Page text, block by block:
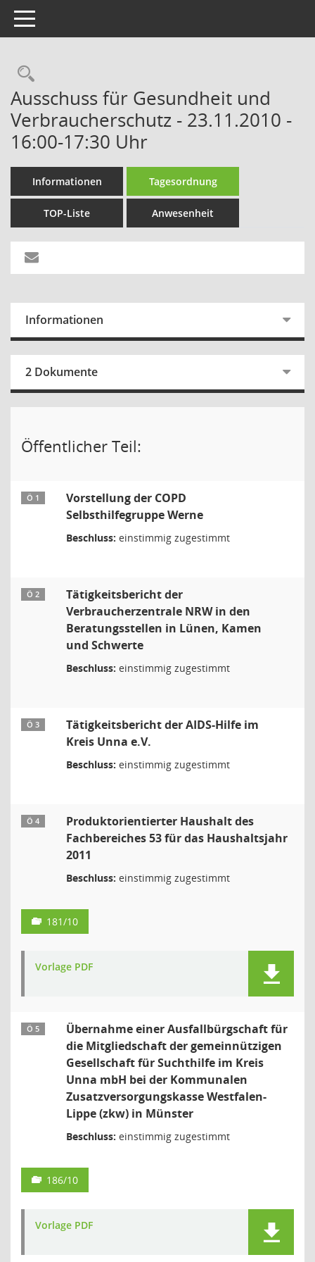
Toggle navigation
Rechercheauswahl
Ausschuss für Gesundheit und
Verbraucherschutz - 23.11.2010 -
16:00-17:30 Uhr
Informationen Tagesordnung
TOP-Liste Anwesenheit
Informationen
2 Dokumente
Öffentlicher Teil:
Ö 1
Vorstellung der COPD
Selbsthilfegruppe Werne
Beschluss: einstimmig zugestimmt
Ö 2
Tätigkeitsbericht der
Verbraucherzentrale NRW in den
Beratungsstellen in Lünen, Kamen
und Schwerte
Beschluss: einstimmig zugestimmt
Ö 3
Tätigkeitsbericht der AIDS-Hilfe im
Kreis Unna e.V.
Beschluss: einstimmig zugestimmt
Ö 4
Produktorientierter Haushalt des
Fachbereiches 53 für das Haushaltsjahr
2011
Beschluss: einstimmig zugestimmt
181/10
Vorlage PDF
Ö 5
Übernahme einer Ausfallbürgschaft für
die Mitgliedschaft der gemeinnützigen
Gesellschaft für Suchthilfe im Kreis
Unna mbH bei der Kommunalen
Zusatzversorgungskasse Westfalen-
Lippe (zkw) in Münster
Beschluss: einstimmig zugestimmt
186/10
Vorlage PDF